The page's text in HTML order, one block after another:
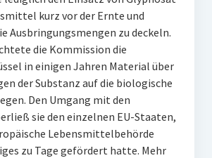
kurz vor der Ernte und
Ausbringungsmengen zu deckeln.
die Kommission die
in einigen Jahren Material über
der Substanz auf die biologische
Den Umgang mit den
sie den einzelnen EU-Staaten,
Lebensmittelbehörde
zu Tage gefördert hatte. Mehr